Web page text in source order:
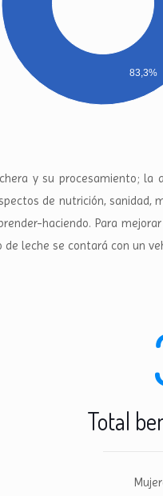
83,3%
y su procesamiento; la
de nutrición, sanidad,
haciendo. Para
leche se contará con un
Total